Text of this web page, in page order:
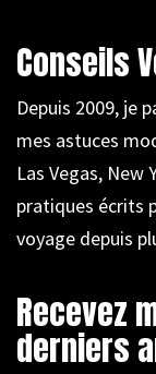
Conseils
Depuis 2009, je
mes astuces
Las Vegas, New
pratiques écrits
voyage depuis
Recevez
derniers